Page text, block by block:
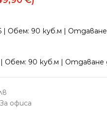
| Обем: 90 куб.м |
| Обем: 90 куб.м | Отдаване
За офиса